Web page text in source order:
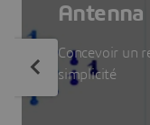
Concevoir un
simplicité